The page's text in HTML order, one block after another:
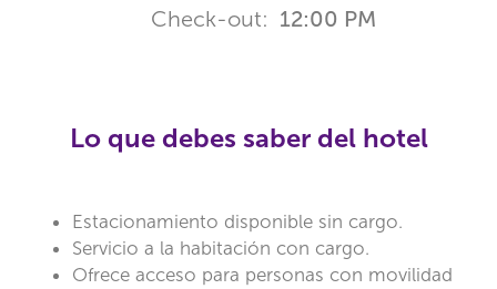
Check-out: 12:00 PM
Lo que debes saber del hotel
Estacionamiento disponible sin cargo.
Servicio a la habitación con cargo.
Ofrece acceso para personas con movilidad